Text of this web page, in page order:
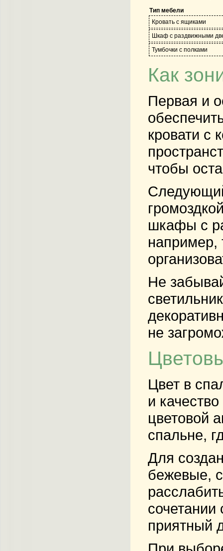
Тип мебели
Кровать с ящиками
Шкаф с раздвижными
Тумбочки с полками
Как
Первая и
кровати с
чтобы
шкафы с
Не
не
Цвет в
и
цветовой
спальне,
Для
бежевые,
сочетании
приятный